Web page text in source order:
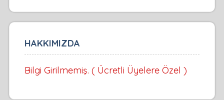
HAKKIMIZDA
Bilgi Girilmemiş. ( Ücretli Üyelere Özel )